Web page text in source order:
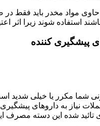
مواد مخدر باید فقط در
استفاده شوند زیرا اثر
پیشگیری کننده
شما مکرر یا خیلی شدید
نیاز به داروهای پیشگیری
تائید شده این دسته مصرف